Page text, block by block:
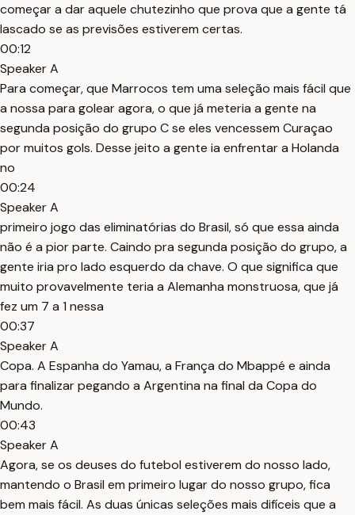
começar a dar aquele chutezinho que prova que a gente tá
lascado se as previsões estiverem certas.
00:12
Speaker A
Para começar, que Marrocos tem uma seleção mais fácil que
a nossa para golear agora, o que já meteria a gente na
segunda posição do grupo C se eles vencessem Curaçao
por muitos gols. Desse jeito a gente ia enfrentar a Holanda
no
00:24
Speaker A
primeiro jogo das eliminatórias do Brasil, só que essa ainda
não é a pior parte. Caindo pra segunda posição do grupo, a
gente iria pro lado esquerdo da chave. O que significa que
muito provavelmente teria a Alemanha monstruosa, que já
fez um 7 a 1 nessa
00:37
Speaker A
Copa. A Espanha do Yamau, a França do Mbappé e ainda
para finalizar pegando a Argentina na final da Copa do
Mundo.
00:43
Speaker A
Agora, se os deuses do futebol estiverem do nosso lado,
mantendo o Brasil em primeiro lugar do nosso grupo, fica
bem mais fácil. As duas únicas seleções mais difíceis que a